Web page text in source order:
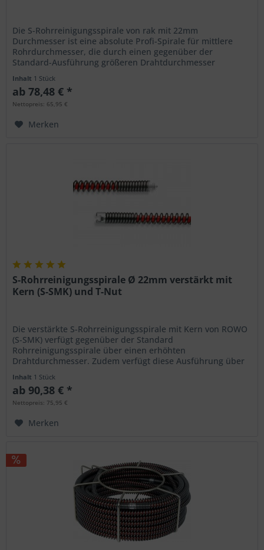
Die S-Rohrreinigungsspirale von rak mit 22mm
Durchmesser ist eine absolute Profi-Spirale für mittlere
Rohrdurchmesser, die durch einen gegenüber der
Standard-Ausführung größeren Drahtdurchmesser
Inhalt 1 Stück
ab 78,48 € *
Nettopreis: 65,95 €
Merken
S-Rohrreinigungsspirale Ø 22mm verstärkt mit
Kern (S-SMK) und T-Nut
Die verstärkte S-Rohrreinigungsspirale mit Kern von ROWO
(S-SMK) verfügt gegenüber der Standard
Rohrreinigungsspirale über einen erhöhten
Drahtdurchmesser. Zudem verfügt diese Ausführung über
Inhalt 1 Stück
ab 90,38 € *
Nettopreis: 75,95 €
Merken